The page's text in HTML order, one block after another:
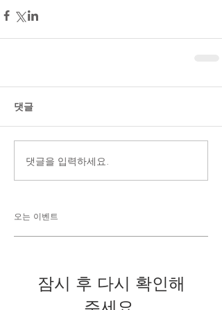
댓글
댓글을 입력하세요.
오는 이벤트
잠시 후 다시 확인해